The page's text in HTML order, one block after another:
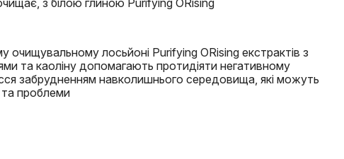
з білою глиною Purifying ORising
очищувальному лосьйоні Purifying ORising екстрактів з
та каоліну допомагають протидіяти негативному
забрудненням навколишнього середовища, які можуть
та проблеми